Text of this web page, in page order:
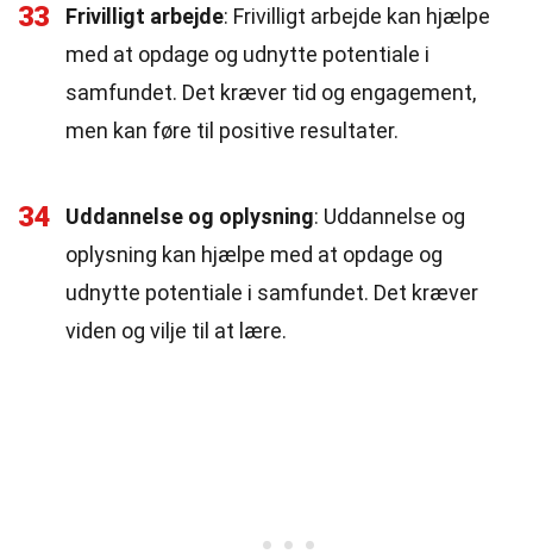
33 Frivilligt arbejde: Frivilligt arbejde kan hjælpe
med at opdage og udnytte potentiale i
samfundet. Det kræver tid og engagement,
men kan føre til positive resultater.
34 Uddannelse og oplysning: Uddannelse og
oplysning kan hjælpe med at opdage og
udnytte potentiale i samfundet. Det kræver
viden og vilje til at lære.